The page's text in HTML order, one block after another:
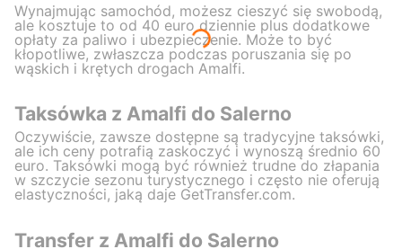
Wynajmując samochód, możesz cieszyć się swobodą,
ale kosztuje to od 40 euro dziennie plus dodatkowe
opłaty za paliwo i ubezpieczenie. Może to być
kłopotliwe, zwłaszcza podczas poruszania się po
wąskich i krętych drogach Amalfi.
Taksówka z Amalfi do Salerno
Oczywiście, zawsze dostępne są tradycyjne taksówki,
ale ich ceny potrafią zaskoczyć i wynoszą średnio 60
euro. Taksówki mogą być również trudne do złapania
w szczycie sezonu turystycznego i często nie oferują
elastyczności, jaką daje GetTransfer.com.
Transfer z Amalfi do Salerno